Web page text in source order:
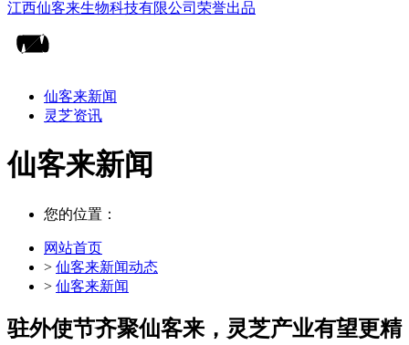
仙客来新闻
灵芝资讯
仙客来新闻
您的位置：
网站首页
> 仙客来新闻动态
> 仙客来新闻
驻外使节齐聚仙客来，灵芝产业有望更精